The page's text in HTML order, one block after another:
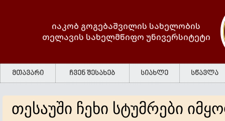
იაკობ გოგებაშვილის სახელობის
თელავის სახელმწიფო უნივერსიტეტი
მთავარი ჩვენ შესახებ სიახლე სწავლა
თესაუში ჩეხი სტუმრები